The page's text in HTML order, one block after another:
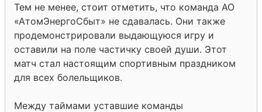
Тем не менее, стоит отметить, что команда АО
«АтомЭнергоСбыт» не сдавалась. Они также
продемонстрировали выдающуюся игру и
оставили на поле частичку своей души. Этот
матч стал настоящим спортивным праздником
для всех болельщиков.
Между таймами уставшие команды